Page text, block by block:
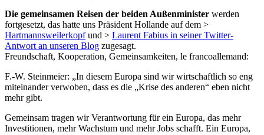
Die gemeinsamen Reisen der beiden Außenminister werden
fortgesetzt, das hatte uns Präsident Hollande auf dem >
Hartmannsweilerkopfund > Laurent Fabius in seiner Twitter-
Antwort an unseren Blog zugesagt.
Freundschaft, Kooperation, Gemeinsamkeiten, le francoallemand:
F.-W. Steinmeier: „In diesem Europa sind wir wirtschaftlich so eng
miteinander verwoben, dass es die „Krise des anderen“ eben nicht
mehr gibt.
Gemeinsam tragen wir Verantwortung für ein Europa, das mehr
Investitionen, mehr Wachstum und mehr Jobs schafft. Ein Europa,